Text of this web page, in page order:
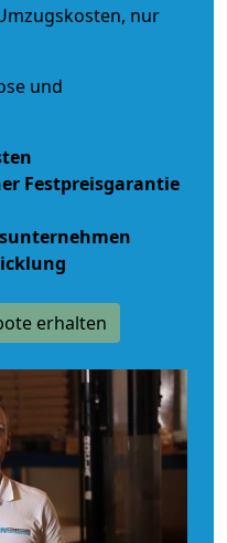
nur
und
Festpreisgarantie
erhalten